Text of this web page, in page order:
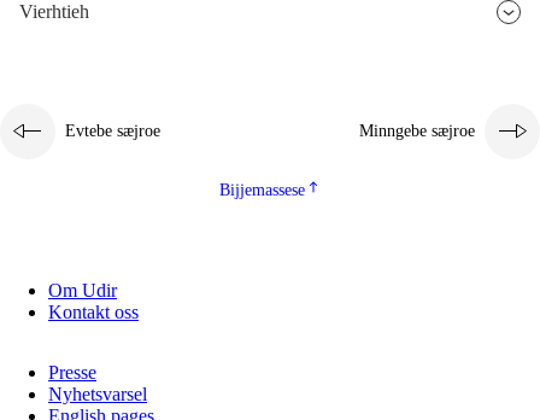
Vierhtieh
Evtebe sæjroe Minngebe sæjroe
Bijjemassese
Om Udir
Kontakt oss
Presse
Nyhetsvarsel